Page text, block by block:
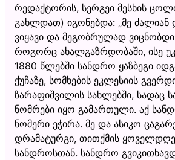
რედაქტორის, სერგეი მესხის
გახლდათ) იგონებდა: „მე
ვიყავი და მეგობრულად
როგორც ახალგაზრდობაში, ისე
1880 წლებში სანდრო ყაზბეგი
ქუჩაზე, სომხების ეკლესიის
ზარაფიშვილის სახლებში, სადაც
ნომრები იყო გამართული. აქ
ნომერი ეჭირა. მე და ასიკო
დრამატურგი, თითქმის
სანდროსთან. სანდრო